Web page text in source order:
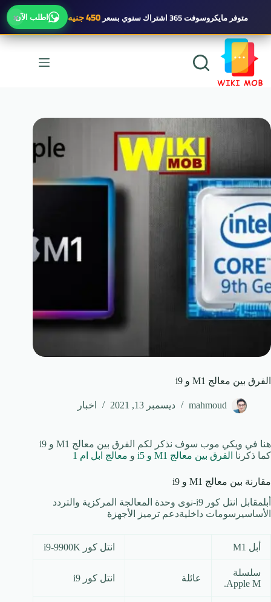
× متوفرمايكروسوفت 365 اشتراك سنوي بسعر450 جنيه اطلب الآن
التجاوز
المحتوى
الفرق بين معالج M1 و i9
mahmoud ديسمبر 13, 2021 اخبار
هنا في ويكي موب سوف نذكر لكم الفرق بين معالج M1 و i9
كما ذكرنا الفرق بين معالج M1 و i5 و معالج ابل ام 1
مقارنة بين معالج M1 و i9
أبلمقابل انتل كور i9-نوى وحدة المعالجة المركزية والتردد
الأساسيرسومات داخليةدعم ترميز الأجهزة
أبل M1 انتل كور i9-9900K
سلسلة
Apple M.
عائلة انتل كور i9